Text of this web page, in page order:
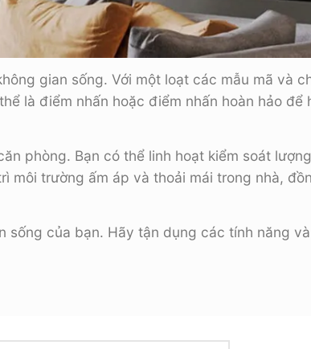
gian sống. Với một loạt các mẫu mã và
là điểm nhấn hoặc điểm nhấn hoàn hảo để
phòng. Bạn có thể linh hoạt kiểm soát
trường ấm áp và thoải mái trong nhà,
của bạn. Hãy tận dụng các tính năng